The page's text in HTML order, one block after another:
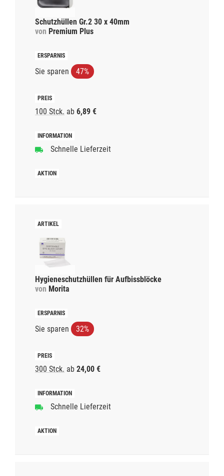
Schutzhüllen Gr.2 30 x 40mm
von Premium Plus
Sie sparen 47%
100 Stck. ab 6,89 €
Schnelle Lieferzeit
Hygieneschutzhüllen für Aufbissblöcke
von Morita
Sie sparen 32%
300 Stck. ab 24,00 €
Schnelle Lieferzeit